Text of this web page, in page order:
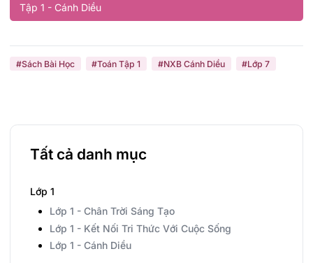
Tập 1 - Cánh Diều
#Sách Bài Học #Toán Tập 1 #NXB Cánh Diều #Lớp 7
Tất cả danh mục
Lớp 1
Lớp 1 - Chân Trời Sáng Tạo
Lớp 1 - Kết Nối Tri Thức Với Cuộc Sống
Lớp 1 - Cánh Diều